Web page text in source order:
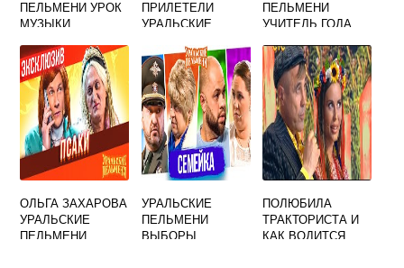
ПЕЛЬМЕНИ УРОК
МУЗЫКИ
ПРИЛЕТЕЛИ
УРАЛЬСКИЕ
ПЕЛЬМЕНИ
УЧИТЕЛЬ ГОДА
ОЛЬГА ЗАХАРОВА
УРАЛЬСКИЕ
ПЕЛЬМЕНИ
УРАЛЬСКИЕ
ПЕЛЬМЕНИ
ВЫБОРЫ
ПОЛЮБИЛА
ТРАКТОРИСТА И
КАК ВОДИТСЯ